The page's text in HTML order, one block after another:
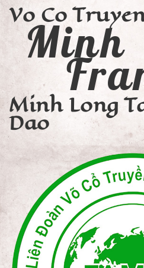
Vo Co
Minh
Minh Long
Dao